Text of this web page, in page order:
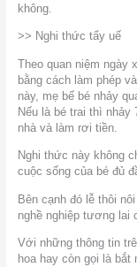
không.
>> Nghi thức tẩy uế
Theo quan niệm ngày
bằng cách làm phép
này, mẹ bế bé nhảy
Nếu là bé trai thì nhảy
nhà và làm rơi tiền.
Nghi thức này không
cuộc sống của bé đủ
Bên cạnh đó lễ thôi
nghề nghiệp tương lai
Với những thông tin
hoa hay còn gọi là bắt